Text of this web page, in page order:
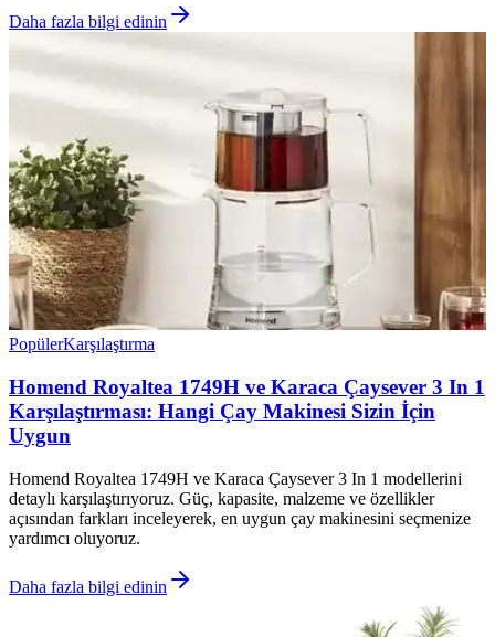
Daha fazla bilgi edinin
PopülerKarşılaştırma
Homend Royaltea 1749H ve Karaca Çaysever 3 In 1
Karşılaştırması: Hangi Çay Makinesi Sizin İçin
Uygun
Homend Royaltea 1749H ve Karaca Çaysever 3 In 1 modellerini
detaylı karşılaştırıyoruz. Güç, kapasite, malzeme ve özellikler
açısından farkları inceleyerek, en uygun çay makinesini seçmenize
yardımcı oluyoruz.
Daha fazla bilgi edinin